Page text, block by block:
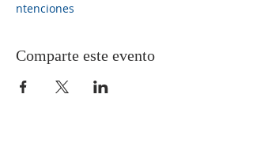
ntenciones
Comparte este evento